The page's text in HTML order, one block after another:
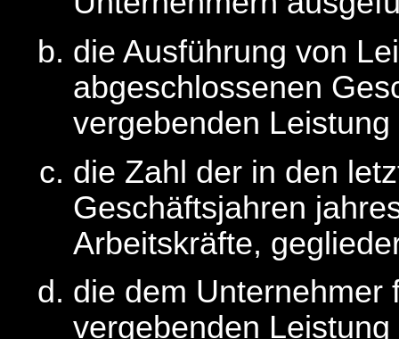
die Ausführung von
abgeschlossenen
vergebenden
die Zahl der in den
Geschäftsjahren
Arbeitskräfte,
die dem Unternehmer
vergebenden